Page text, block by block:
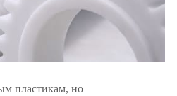
пластикам, но